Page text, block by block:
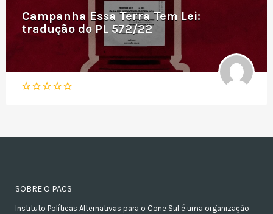
Campanha Essa Terra Tem Lei:
tradução do PL 572/22
SOBRE O PACS
Instituto Políticas Alternativas para o Cone Sul é uma organização